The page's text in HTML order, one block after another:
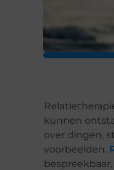
kunnen
over dingen,
voorbeelden.